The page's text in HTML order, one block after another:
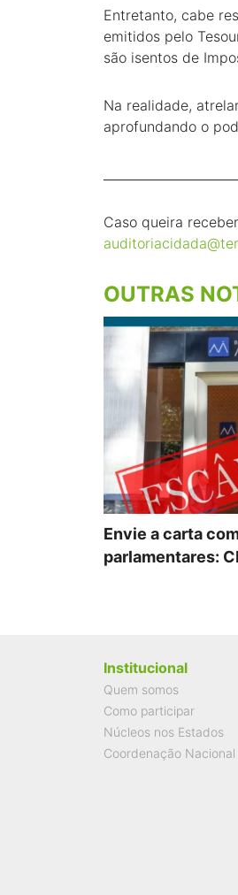
Entretanto, cabe
emitidos pelo
são isentos de
Na realidade,
aprofundando o
Caso queira
OUTRAS
Envie a carta
parlamentares:
Institucional
Quem somos
Como participar
Núcleos nos Estados
Coordenação Nacional